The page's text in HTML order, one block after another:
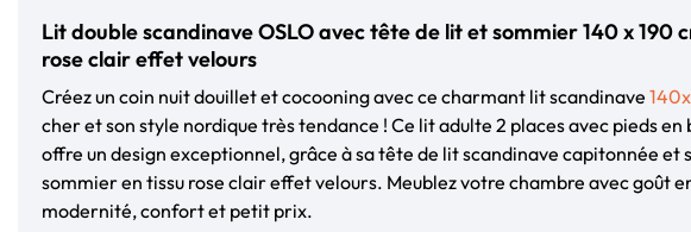
Lit double scandinave OSLO avec tête de lit et sommier 140 x 190
rose clair effet velours
Créez un coin nuit douillet et cocooning avec ce charmant lit scandinave
cher et son style nordique très tendance ! Ce lit adulte 2 places avec pieds en
offre un design exceptionnel, grâce à sa tête de lit scandinave capitonnée et
sommier en tissu rose clair effet velours. Meublez votre chambre avec goût
modernité, confort et petit prix.